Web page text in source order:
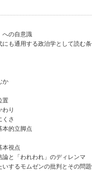
の自意識
も通用する政治学として読む
か
置
り
さ
的立脚点
視点
と「われわれ」のディレンマ
するモムゼンの批判とその問題